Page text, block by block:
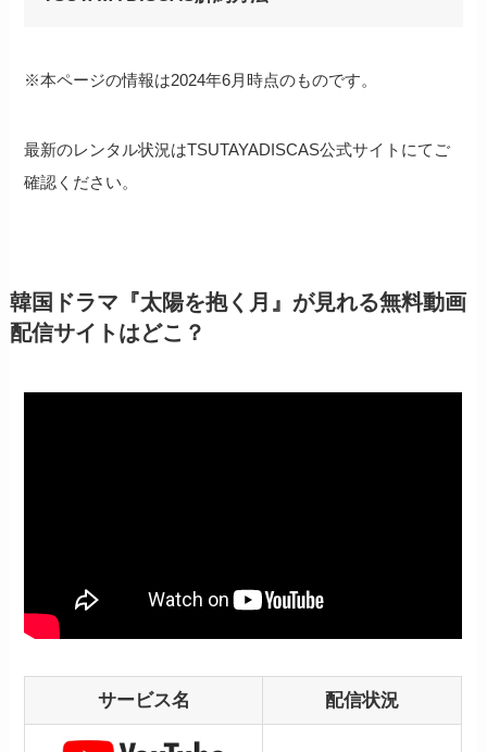
※本ページの情報は2024年6月時点のものです。
最新のレンタル状況はTSUTAYADISCAS公式サイトにてご
確認ください。
韓国ドラマ『太陽を抱く月』が見れる無料動画
配信サイトはどこ？
サービス名 配信状況